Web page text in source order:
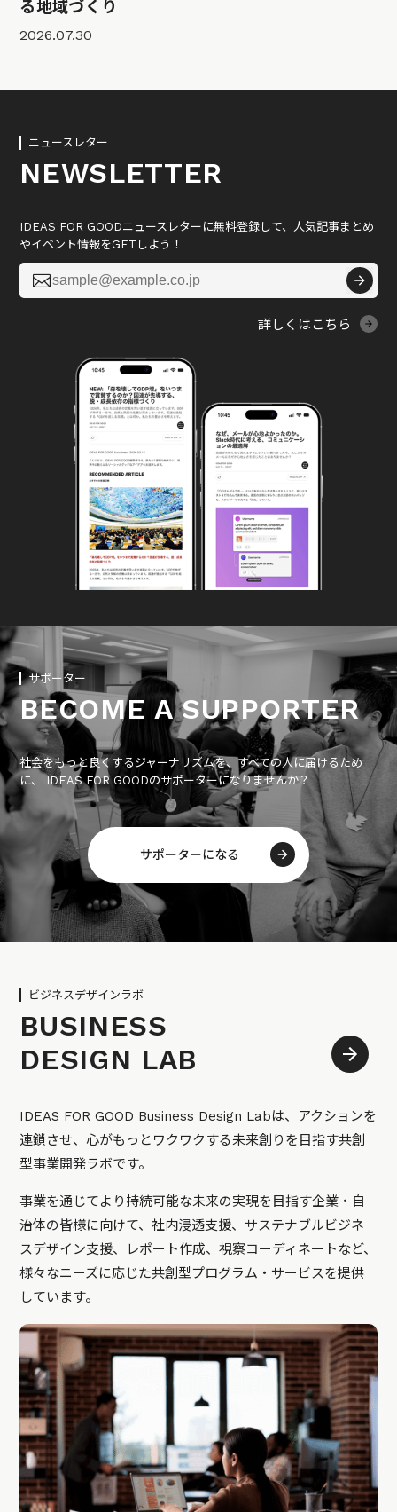
る地域づくり
2026.07.30
ニュースレター
NEWSLETTER
IDEAS FOR GOODニュースレターに無料登録して、人気記事まとめ
やイベント情報をGETしよう！

詳しくはこちら
サポーター
BECOME A SUPPORTER
社会をもっと良くするジャーナリズムを、すべての人に届けるため
に、 IDEAS FOR GOODのサポーターになりませんか？
サポーターになる
ビジネスデザインラボ
BUSINESS
DESIGN LAB
IDEAS FOR GOOD Business Design Labは、アクションを
連鎖させ、心がもっとワクワクする未来創りを目指す共創
型事業開発ラボです。
事業を通じてより持続可能な未来の実現を目指す企業・自
治体の皆様に向けて、社内浸透支援、サステナブルビジネ
スデザイン支援、レポート作成、視察コーディネートなど、
様々なニーズに応じた共創型プログラム・サービスを提供
しています。